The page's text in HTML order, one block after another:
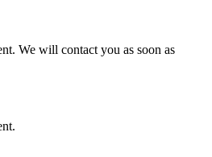
We will contact you as soon as